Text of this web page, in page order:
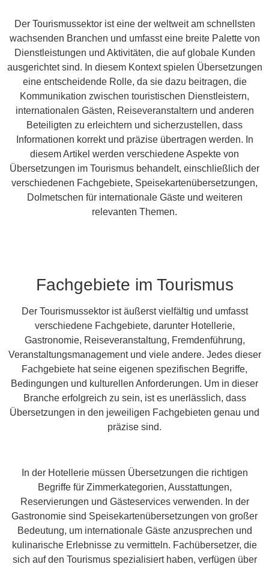
Der Tourismussektor ist eine der weltweit am schnellsten
wachsenden Branchen und umfasst eine breite Palette von
Dienstleistungen und Aktivitäten, die auf globale Kunden
ausgerichtet sind. In diesem Kontext spielen Übersetzungen
eine entscheidende Rolle, da sie dazu beitragen, die
Kommunikation zwischen touristischen Dienstleistern,
internationalen Gästen, Reiseveranstaltern und anderen
Beteiligten zu erleichtern und sicherzustellen, dass
Informationen korrekt und präzise übertragen werden. In
diesem Artikel werden verschiedene Aspekte von
Übersetzungen im Tourismus behandelt, einschließlich der
verschiedenen Fachgebiete, Speisekartenübersetzungen,
Dolmetschen für internationale Gäste und weiteren
relevanten Themen.
Fachgebiete im Tourismus
Der Tourismussektor ist äußerst vielfältig und umfasst
verschiedene Fachgebiete, darunter Hotellerie,
Gastronomie, Reiseveranstaltung, Fremdenführung,
Veranstaltungsmanagement und viele andere. Jedes dieser
Fachgebiete hat seine eigenen spezifischen Begriffe,
Bedingungen und kulturellen Anforderungen. Um in dieser
Branche erfolgreich zu sein, ist es unerlässlich, dass
Übersetzungen in den jeweiligen Fachgebieten genau und
präzise sind.
In der Hotellerie müssen Übersetzungen die richtigen
Begriffe für Zimmerkategorien, Ausstattungen,
Reservierungen und Gästeservices verwenden. In der
Gastronomie sind Speisekartenübersetzungen von großer
Bedeutung, um internationale Gäste anzusprechen und
kulinarische Erlebnisse zu vermitteln. Fachübersetzer, die
sich auf den Tourismus spezialisiert haben, verfügen über